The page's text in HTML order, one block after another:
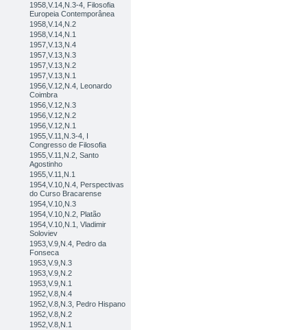
1958,V.14,N.3-4, Filosofia
Europeia Contemporânea
1958,V.14,N.2
1958,V.14,N.1
1957,V.13,N.4
1957,V.13,N.3
1957,V.13,N.2
1957,V.13,N.1
1956,V.12,N.4, Leonardo
Coimbra
1956,V.12,N.3
1956,V.12,N.2
1956,V.12,N.1
1955,V.11,N.3-4, I
Congresso de Filosofia
1955,V.11,N.2, Santo
Agostinho
1955,V.11,N.1
1954,V.10,N.4, Perspectivas
do Curso Bracarense
1954,V.10,N.3
1954,V.10,N.2, Platão
1954,V.10,N.1, Vladimir
Soloviev
1953,V.9,N.4, Pedro da
Fonseca
1953,V.9,N.3
1953,V.9,N.2
1953,V.9,N.1
1952,V.8,N.4
1952,V.8,N.3, Pedro Hispano
1952,V.8,N.2
1952,V.8,N.1